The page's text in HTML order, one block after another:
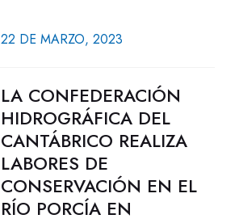
22 DE MARZO, 2023
LA CONFEDERACIÓN
HIDROGRÁFICA DEL
CANTÁBRICO REALIZA
LABORES DE
CONSERVACIÓN EN EL
RÍO PORCÍA EN